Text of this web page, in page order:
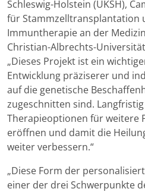
Schleswig-Holstein (UKSH),
für Stammzelltransplantation
Immuntherapie an der
Christian-Albrechts-
„Dieses Projekt ist ein
Entwicklung präziserer und
auf die genetische
zugeschnitten sind.
Therapieoptionen für weitere
eröffnen und damit die
weiter verbessern.“
„Diese Form der
einer der drei Schwerpunkte